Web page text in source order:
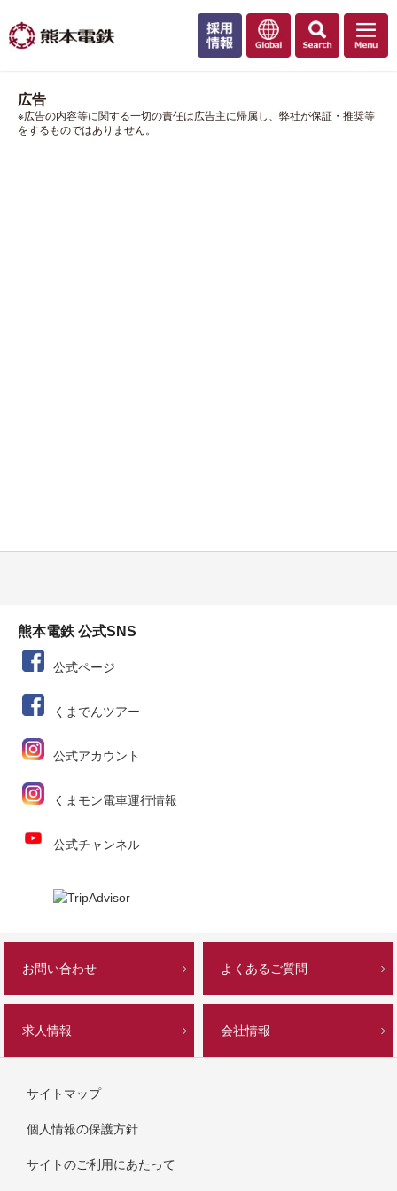
広告
※広告の内容等に関する一切の責任は広告主に帰属し、弊社が保証・推奨等
をするものではありません。
熊本電鉄 公式SNS
公式ページ
くまでんツアー
公式アカウント
くまモン電車運行情報
公式チャンネル
お問い合わせ よくあるご質問
求人情報 会社情報
サイトマップ
個人情報の保護方針
サイトのご利用にあたって